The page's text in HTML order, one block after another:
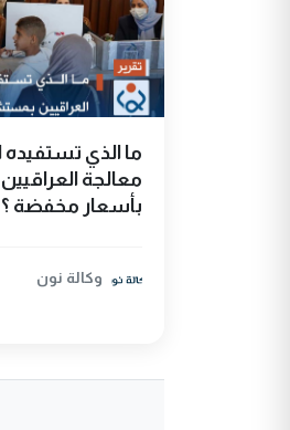
ما الذي تستفيده
معالجة
بأسعار مخفضة ؟
وكالة نون